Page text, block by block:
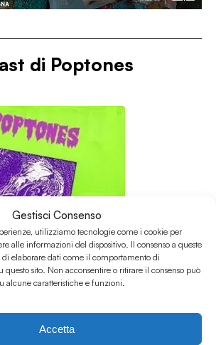
Gestisci Consenso
utilizziamo tecnologie come i cookie per
alle informazioni del dispositivo. Il consenso a queste
elaborare dati come il comportamento di
questo sito. Non acconsentire o ritirare il consenso può
alcune caratteristiche e funzioni.
Accetta
di Poptones